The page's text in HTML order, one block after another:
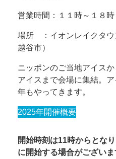
営業時間：１１時～１８
場所 ：イオンレイクタウ
越谷市）
ニッポンのご当地アイス
アイスまで会場に集結。
年もやってきます。
2025年開催概要
開始時刻は11時からとな
に開始する場合がございま